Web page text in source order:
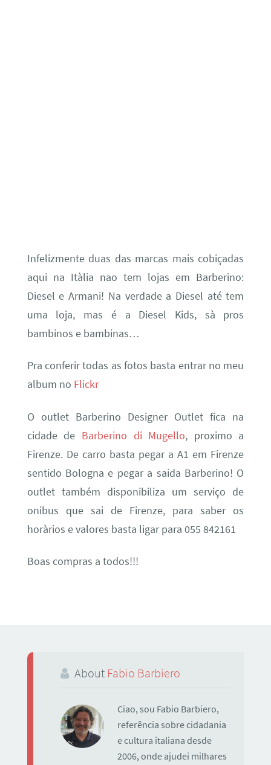
Infelizmente duas das marcas mais cobiçadas
aqui na Itàlia nao tem lojas em Barberino:
Diesel e Armani! Na verdade a Diesel até tem
uma loja, mas é a Diesel Kids, sà pros
bambinos e bambinas…
Pra conferir todas as fotos basta entrar no meu
album no Flickr
O outlet Barberino Designer Outlet fica na
cidade de Barberino di Mugello, proximo a
Firenze. De carro basta pegar a A1 em Firenze
sentido Bologna e pegar a saida Barberino! O
outlet também disponibiliza um serviço de
onibus que sai de Firenze, para saber os
horàrios e valores basta ligar para 055 842161
Boas compras a todos!!!
About Fabio Barbiero
Ciao, sou Fabio Barbiero,
referência sobre cidadania
e cultura italiana desde
2006, onde ajudei milhares